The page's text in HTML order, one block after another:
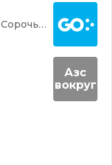
422640 Р239, 74 км, слева, с. Сорочьи Горы
Азс
вокруг